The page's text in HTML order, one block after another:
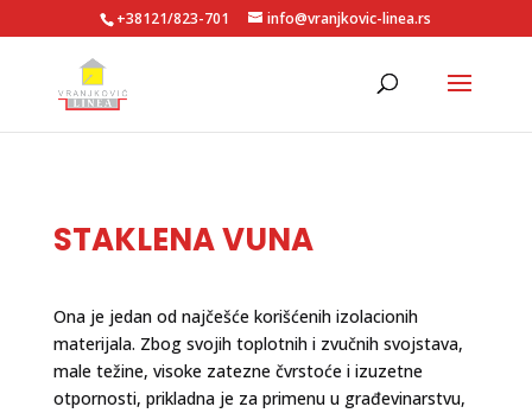
+38121/823-701 info@vranjkovic-linea.rs
STAKLENA VUNA
Ona je jedan od najčešće korišćenih izolacionih
materijala. Zbog svojih toplotnih i zvučnih svojstava,
male težine, visoke zatezne čvrstoće i izuzetne
otpornosti, prikladna je za primenu u građevinarstvu,